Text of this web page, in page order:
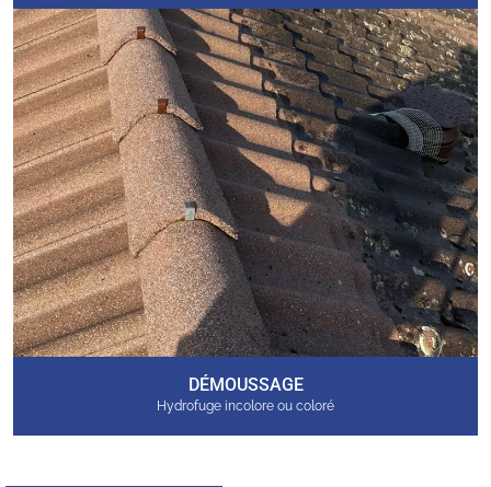
DÉMOUSSAGE
Hydrofuge incolore ou coloré